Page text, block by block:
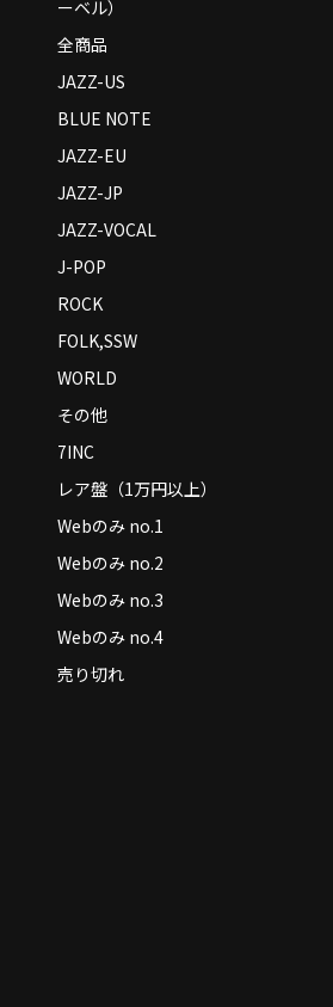
ーベル）
全商品
JAZZ-US
BLUE NOTE
JAZZ-EU
JAZZ-JP
JAZZ-VOCAL
J-POP
ROCK
FOLK,SSW
WORLD
その他
7INC
レア盤（1万円以上）
Webのみ no.1
Webのみ no.2
Webのみ no.3
Webのみ no.4
売り切れ